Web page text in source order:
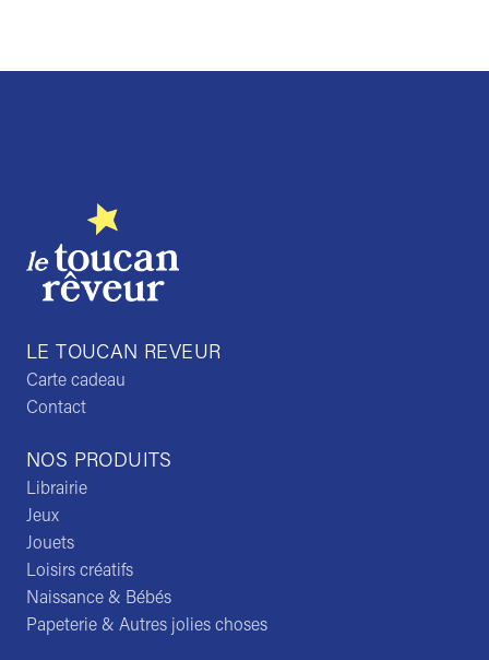
NOS PRODUITS
Librairie
Jeux
Jouets
Loisirs créatifs
Naissance & Bébés
Papeterie & Autres jolies choses
LE TOUCAN REVEUR
Carte cadeau
Contact